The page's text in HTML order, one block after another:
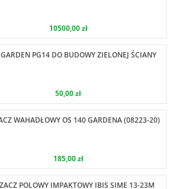
10500,00 zł
PG14 DO BUDOWY ZIELONEJ ŚCIANY
50,00 zł
WAHADŁOWY OS 140 GARDENA (08223-20)
185,00 zł
POLOWY IMPAKTOWY IBIS SIME 13-23M